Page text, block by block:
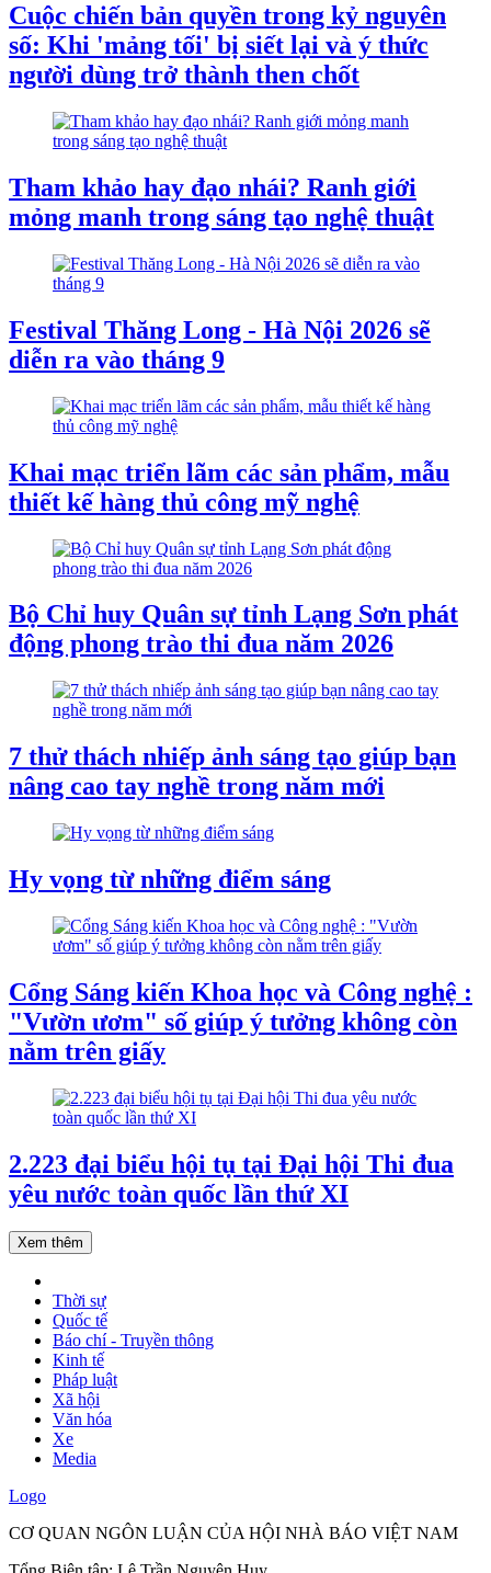
Cuộc chiến bản quyền trong kỷ nguyên
số: Khi 'mảng tối' bị siết lại và ý thức
người dùng trở thành then chốt
Tham khảo hay đạo nhái? Ranh giới
mỏng manh trong sáng tạo nghệ thuật
Festival Thăng Long - Hà Nội 2026 sẽ
diễn ra vào tháng 9
Khai mạc triển lãm các sản phẩm, mẫu
thiết kế hàng thủ công mỹ nghệ
Bộ Chỉ huy Quân sự tỉnh Lạng Sơn phát
động phong trào thi đua năm 2026
7 thử thách nhiếp ảnh sáng tạo giúp bạn
nâng cao tay nghề trong năm mới
Hy vọng từ những điểm sáng
Cổng Sáng kiến Khoa học và Công nghệ :
"Vườn ươm" số giúp ý tưởng không còn
nằm trên giấy
2.223 đại biểu hội tụ tại Đại hội Thi đua
yêu nước toàn quốc lần thứ XI
Xem thêm
Thời sự
Quốc tế
Báo chí - Truyền thông
Kinh tế
Pháp luật
Xã hội
Văn hóa
Xe
Media
Logo
CƠ QUAN NGÔN LUẬN CỦA HỘI NHÀ BÁO VIỆT NAM